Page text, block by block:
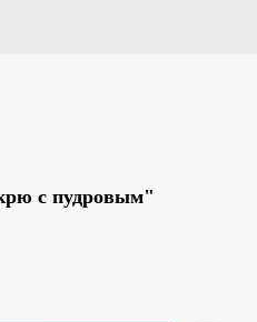
с пудровым"